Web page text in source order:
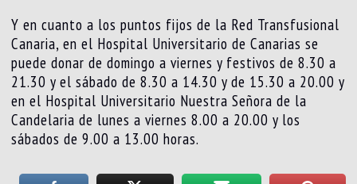
Y en cuanto a los puntos fijos de la Red Transfusional
Canaria, en el Hospital Universitario de Canarias se
puede donar de domingo a viernes y festivos de 8.30 a
21.30 y el sábado de 8.30 a 14.30 y de 15.30 a 20.00 y
en el Hospital Universitario Nuestra Señora de la
Candelaria de lunes a viernes 8.00 a 20.00 y los
sábados de 9.00 a 13.00 horas.